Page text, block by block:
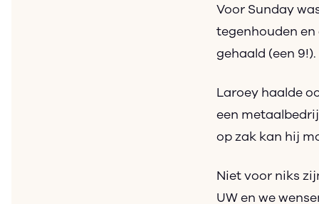
Voor Sunday
tegenhouden
gehaald (een 9!).
Laroey haalde
een
op zak kan hij
Niet voor niks
UW en we